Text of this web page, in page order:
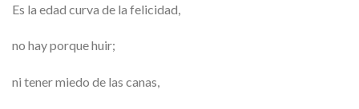
Es la edad curva de la felicidad,
no hay porque huir;
ni tener miedo de las canas,